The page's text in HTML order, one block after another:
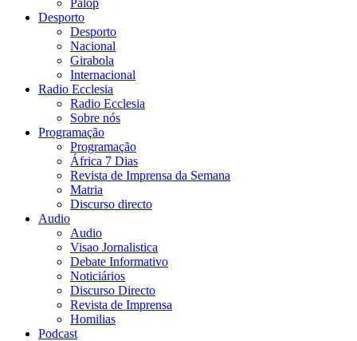
Palop
Desporto
Desporto
Nacional
Girabola
Internacional
Radio Ecclesia
Radio Ecclesia
Sobre nós
Programação
Programação
África 7 Dias
Revista de Imprensa da Semana
Matria
Discurso directo
Audio
Audio
Visao Jornalistica
Debate Informativo
Noticiários
Discurso Directo
Revista de Imprensa
Homilias
Podcast